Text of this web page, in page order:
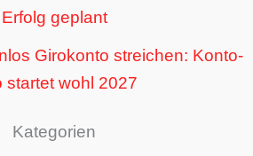
Erfolg geplant
Girokonto streichen: Konto-
startet wohl 2027
Kategorien